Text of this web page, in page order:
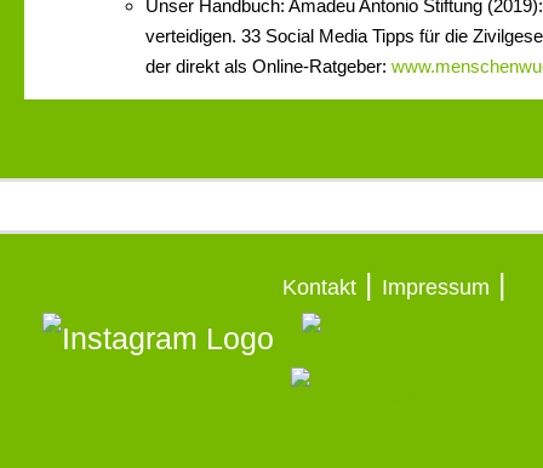
Unser Handbuch: Amadeu Antonio Stiftung
verteidigen. 33 Social Media Tipps für die
der direkt als Online-Ratgeber:
Kontakt| Impressum |